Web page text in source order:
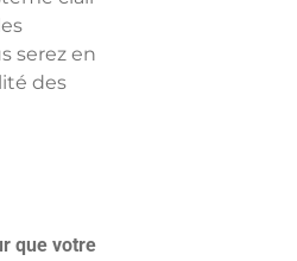
serez en
des
que votre